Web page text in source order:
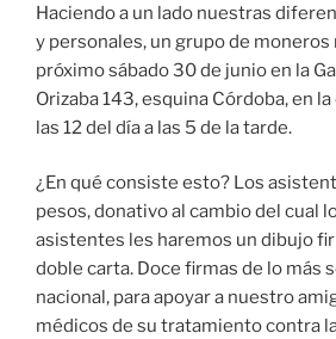
Haciendo a un lado nuestras
y personales, un grupo de
próximo sábado 30 de junio en la
Orizaba 143, esquina Córdoba, en
las 12 del día a las 5 de la tarde.
¿En qué consiste esto? Los
pesos, donativo al cambio del cual
asistentes les haremos un dibujo
doble carta. Doce firmas de lo más
nacional, para apoyar a nuestro
médicos de su tratamiento contra